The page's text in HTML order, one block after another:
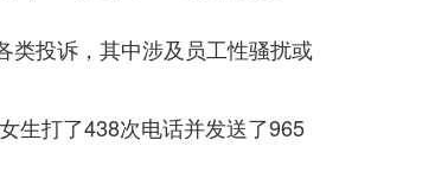
类投诉，其中涉及员工性骚扰或
生打了438次电话并发送了965